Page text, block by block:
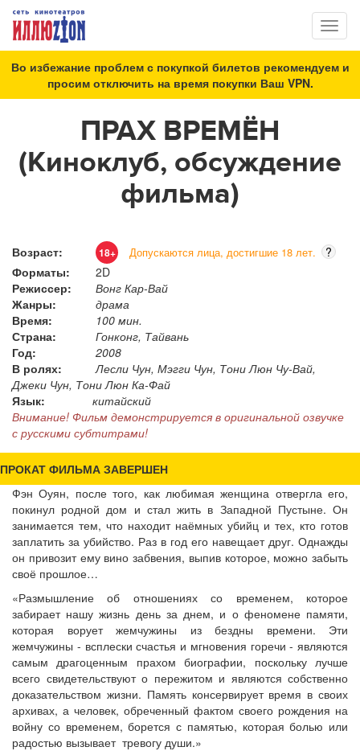
Во избежание проблем с покупкой билетов рекомендуем и
просим отключить на время покупки Ваш VPN.
ПРАХ ВРЕМЁН
(Киноклуб, обсуждение
фильма)
Возраст: 18+ Допускаются лица, достигшие 18 лет.
?
Форматы:
2D
Режиссер:
Вонг Кар-Вай
Жанры:
драма
Время:
100 мин.
Страна:
Гонконг, Тайвань
Год:
2008
В ролях:
Лесли Чун, Мэгги Чун, Тони Люн Чу-Вай,
Джеки Чун, Тони Люн Ка-Фай
Язык:
китайский
Внимание! Фильм демонстрируется в оригинальной озвучке
с русскими субтитрами!
ПРОКАТ ФИЛЬМА ЗАВЕРШЕН
Фэн Оуян, после того, как любимая женщина отвергла его,
покинул родной дом и стал жить в Западной Пустыне. Он
занимается тем, что находит наёмных убийц и тех, кто готов
заплатить за убийство. Раз в год его навещает друг. Однажды
он привозит ему вино забвения, выпив которое, можно забыть
своё прошлое…
«Размышление об отношениях со временем, которое
забирает нашу жизнь день за днем, и о феномене памяти,
которая ворует жемчужины из бездны времени. Эти
жемчужины - всплески счастья и мгновения горечи - являются
самым драгоценным прахом биографии, поскольку лучше
всего свидетельствуют о пережитом и являются собственно
доказательством жизни. Память консервирует время в своих
архивах, а человек, обреченный фактом своего рождения на
войну со временем, борется с памятью, которая болью или
радостью вызывает тревогу души.»